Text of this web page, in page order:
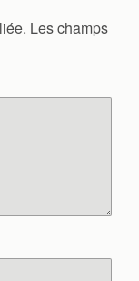
Les champs